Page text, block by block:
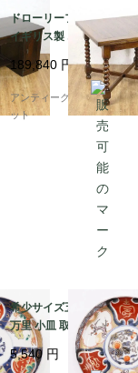
ドローリーフテーブル
イギリス製 オーク材 木
製 アンティーク 伸長式
ツイストレッグ
189,840 円
アンティークブルーパロ
ット
希少サイズ五寸色絵 伊
万里 小皿 取り皿 菓子
皿 アンティーク 骨董
和食器（梅・寿・唐
5,540 円